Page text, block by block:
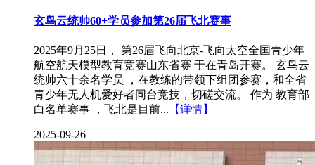
玄鸟云统帅60+学员参加第26届飞北赛事
2025年9月25日， 第26届飞向北京-飞向太空全国青少年
航空航天模型教育竞赛山东省赛 于在青岛开赛。 玄鸟云
统帅六十余名学员 ，在教练的带领下组团参赛，和全省
青少年无人机爱好者同台竞技，切磋交流。 作为 教育部
白名单赛事 ，飞北是目前... 【详情】
2025-09-26